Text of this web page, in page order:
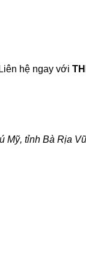
hệ ngay với
Mỹ, tỉnh Bà Rịa